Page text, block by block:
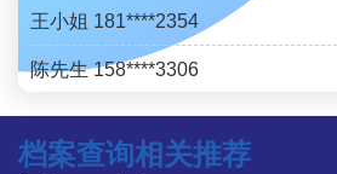
王小姐 181****2354
陈先生 158****3306
李先生 137****1923
程女士 136****3253
档案查询相关推荐